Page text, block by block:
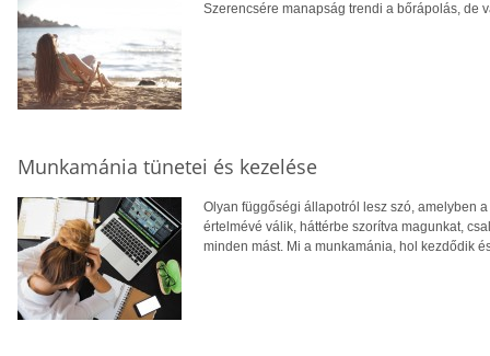
Szerencsére manapság trendi a bőrápolás, de
Munkamánia tünetei és kezelése
Olyan függőségi állapotról lesz szó, amelyben
értelmévé válik, háttérbe szorítva magunkat,
minden mást. Mi a munkamánia, hol kezdődik